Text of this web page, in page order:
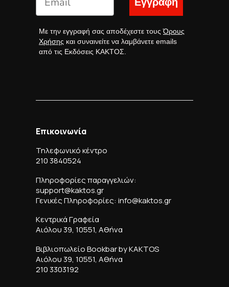
Με την εγγραφή σας αποδέχεστε τουςΌρους
Χρήσης και συναινείτε να λαμβάνετε emails
από τις Εκδόσεις ΚΑΚΤΟΣ.
Επικοινωνία
Τηλεφωνικό κέντρο
210 3840524
Πληροφορίες παραγγελιών:
support@kaktos.gr
Γενικές Πληροφορίες: info@kaktos.gr
Κεντρικά Γραφεία
Αιόλου 39, 10551, Αθήνα
Βιβλιοπωλείο Bookbar by KAKTOS
Αιόλου 39, 10551, Αθήνα
210 3303192